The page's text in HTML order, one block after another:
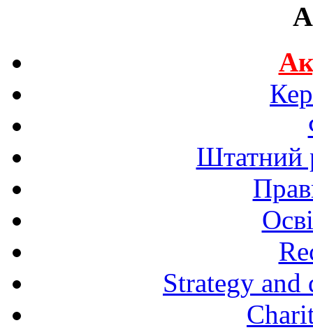
Штатний
Strategy and